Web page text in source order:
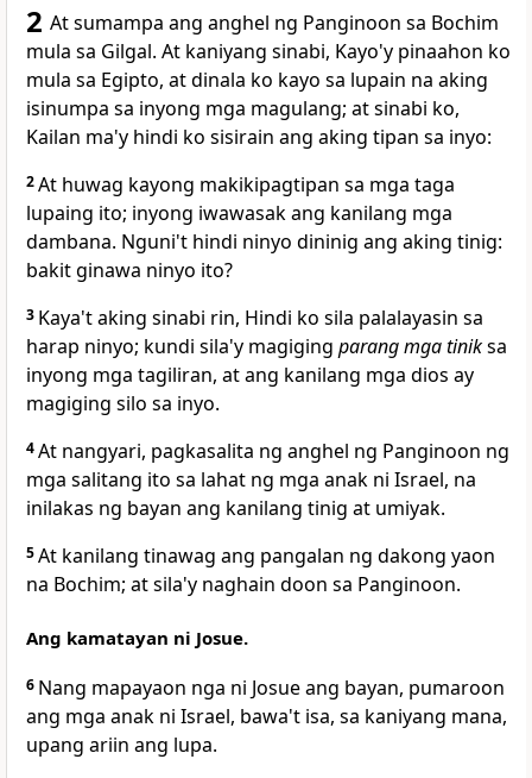
2 At sumampa ang anghel ng Panginoon sa Bochim
mula sa Gilgal. At kaniyang sinabi, Kayo'y pinaahon ko
mula sa Egipto, at dinala ko kayo sa lupain na aking
isinumpa sa inyong mga magulang; at sinabi ko,
Kailan ma'y hindi ko sisirain ang aking tipan sa inyo:
2At huwag kayong makikipagtipan sa mga taga
lupaing ito; inyong iwawasak ang kanilang mga
dambana. Nguni't hindi ninyo dininig ang aking tinig:
bakit ginawa ninyo ito?
3 Kaya't aking sinabi rin, Hindi ko sila palalayasin sa
harap ninyo; kundi sila'y magiging parang mgatiniksa
inyong mga tagiliran, at ang kanilang mga dios ay
magiging silo sa inyo.
4At nangyari, pagkasalita ng anghel ng Panginoon ng
mga salitang ito sa lahat ng mga anak ni Israel, na
inilakas ng bayan ang kanilang tinig at umiyak.
5At kanilang tinawag ang pangalan ng dakong yaon
na Bochim; at sila'y naghain doon sa Panginoon.
Ang kamatayan ni Josue.
6 Nang mapayaon nga ni Josue ang bayan, pumaroon
ang mga anak ni Israel, bawa't isa, sa kaniyang mana,
upang ariin ang lupa.